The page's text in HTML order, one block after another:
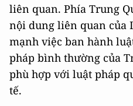
liên quan. Phía Trung
nội dung liên quan của
mạnh việc ban hành
pháp bình thường của
phù hợp với luật pháp
tế.